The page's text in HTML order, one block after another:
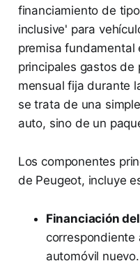
financiamiento de
inclusive' para
premisa fundamental
principales gastos de
mensual fija durante
se trata de una
auto, sino de un
Los componentes
de Peugeot, incluye
Financiación
correspondiente
automóvil nuevo.